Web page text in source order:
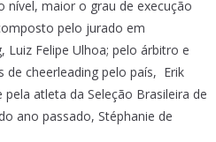
nível, maior o grau de execução
pelo jurado em
Luiz Felipe Ulhoa; pelo árbitro e
cheerleading pelo país, Erik
pela atleta da Seleção Brasileira de
ano passado, Stéphanie de